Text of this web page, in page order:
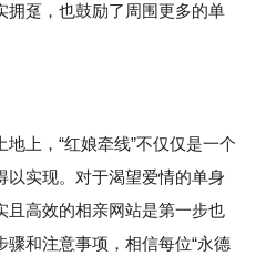
拥趸，也鼓励了周围更多的单
上，“红娘牵线”不仅仅是一个
以实现。对于渴望爱情的单身
且高效的相亲网站是第一步也
和注意事项，相信每位“永德